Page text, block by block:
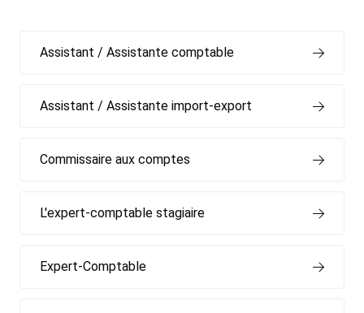
Assistant / Assistante comptable
Assistant / Assistante import-export
Commissaire aux comptes
L'expert-comptable stagiaire
Expert-Comptable